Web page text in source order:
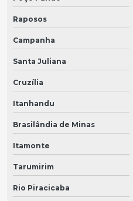
Raposos
Campanha
Santa Juliana
Cruzília
Itanhandu
Brasilândia de Minas
Itamonte
Tarumirim
Rio Piracicaba